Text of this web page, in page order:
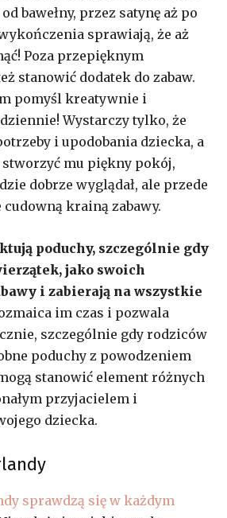
bawełny, przez satynę aż po
sprawiają, że aż
Poza przepięknym
stanowić dodatek do zabaw.
pomyśl kreatywnie i
Wystarczy tylko, że
i upodobania dziecka, a
stworzyć mu piękny pokój,
dobrze wyglądał, ale przede
krainą zabawy.
poduchy, szczególnie gdy
jako swoich
i zabierają na wszystkie
im czas i pozwala
szczególnie gdy rodziców
poduchy z powodzeniem
stanowić element różnych
przyjacielem i
dziecka.
sprawdzą się w każdym